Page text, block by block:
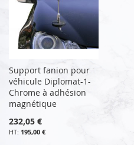
Support fanion pour
véhicule Diplomat-1-
Chrome à adhésion
magnétique
232,05 €
195,00 €